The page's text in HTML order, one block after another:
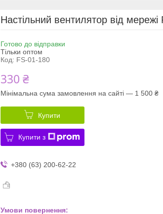
Настільний вентилятор від
Готово до відправки
Тільки оптом
Код: FS-01-180
330 ₴
Мінімальна сума замовлення на сайті — 1 500 ₴
Купити
Купити з
+380 (63) 200-62-22